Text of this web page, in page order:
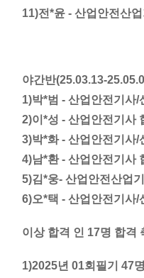
11)전*윤 - 산업안전산
야간반(25.03.13-
1)박*범 - 산업안전기사
2)이*성 - 산업안전기사
3)박*화 - 산업안전기사/
4)남*환 - 산업안전기사
5)김*웅- 산업안전산업
6)오*택 - 산업안전기사/
이상 합격 인 17명 합격
1)2025년 01회필기 47